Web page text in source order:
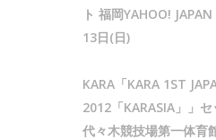
ト 福岡YAHOO!
13日(日)
KARA「KARA 1ST
2012「KARASIA」」
代々木競技場第一体育